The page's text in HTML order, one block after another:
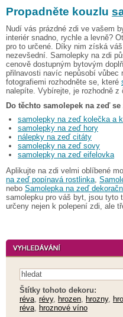
Propadněte kouzlu
Nudí vás prázdné zdi ve vašem
interiér snadno, rychle a levně?
pro to určené. Díky nim získá
nezevšední. Samolepky na zdi
cenově dostupným bytovým
přilnavosti navíc nepůsobí vůbec
fotografiemi rozhodněte se, které
nalepíte. Vybírejte, je rozhodně z
Do těchto samolepek na zeď
samolepky na zeď kolečka a
samolepky na zeď hory
nálepky na zeď citáty
samolepky na zeď sovy
samolepky na zeď eifelovka
Aplikujte na zdi velmi oblíbené
na zeď popínavá rostlinka
nebo Samolepka na zeď
samolepku pro váš byt, jsou tyto
určeny nejen k polepení zdi, ale
Štítky tohoto dekoru:
réva révy, hrozen hrozny,
réva
hroznové víno